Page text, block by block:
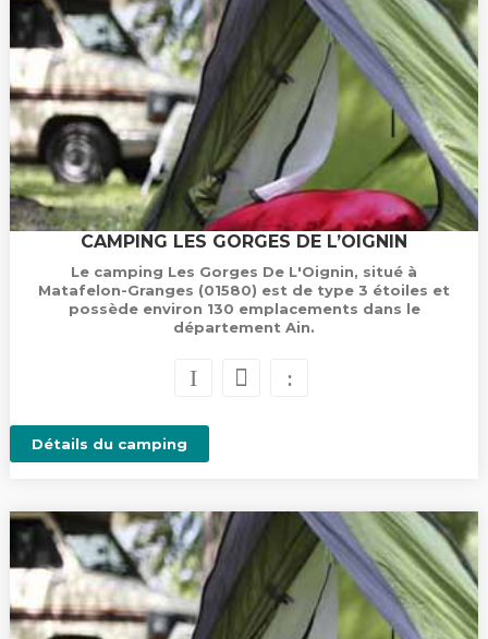
CAMPING LES GORGES DE L’OIGNIN
Le camping Les Gorges De L'Oignin, situé à
Matafelon-Granges (01580) est de type 3 étoiles et
possède environ 130 emplacements dans le
département Ain.
Détails du camping